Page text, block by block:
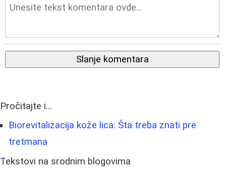
Slanje komentara
Pročitajte i...
Biorevitalizacija kože lica: Šta treba znati pre
tretmana
Tekstovi na srodnim blogovima